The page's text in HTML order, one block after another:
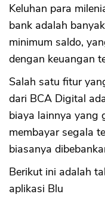
Keluhan para
bank adalah
minimum saldo,
dengan keuangan
Salah satu fitur
dari BCA Digital
biaya lainnya yang
membayar segala
biasanya
Berikut ini adalah
aplikasi Blu